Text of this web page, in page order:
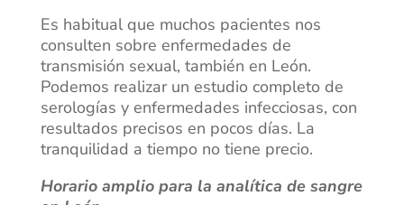
Es habitual que muchos pacientes nos
consulten sobre enfermedades de
transmisión sexual, también en León.
Podemos realizar un estudio completo de
serologías y enfermedades infecciosas, con
resultados precisos en pocos días. La
tranquilidad a tiempo no tiene precio.
Horario amplio para la analítica de sangre